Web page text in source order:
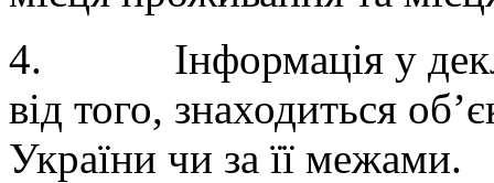
4. Інформація у
від того, знаходиться
України чи за її межами.